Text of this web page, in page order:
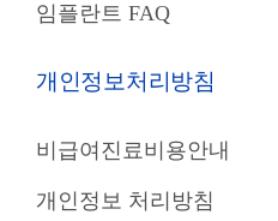
임플란트 FAQ
개인정보처리방침
비급여진료비용안내
개인정보 처리방침